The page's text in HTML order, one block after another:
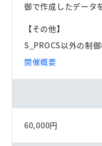
御で作成したデータ
【その他】
S_PROCS以外の制
開催概要
60,000円